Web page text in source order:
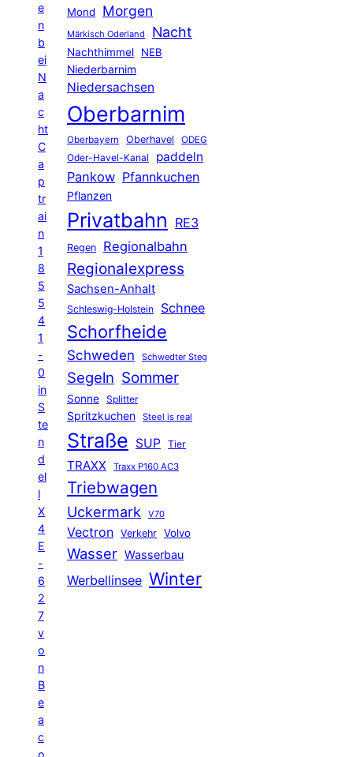
e
n
b
ei
N
a
c
ht
C
a
p
tr
ai
n
1
8
5
5
4
1
-
0
in
S
te
n
d
el
l
X
4
E
-
6
2
7
v
o
n
B
e
a
c
o
Mond
Morgen
Märkisch Oderland Nacht
Nachthimmel
NEB
Niederbarnim
Niedersachsen
Oberbarnim
Oberbayern Oberhavel ODEG
Oder-Havel-Kanal paddeln
Pankow Pfannkuchen
Pflanzen
Privatbahn RE3
Regen Regionalbahn
Regionalexpress
Sachsen-Anhalt
Schleswig-Holstein Schnee
Schorfheide
Schweden Schwedter Steg
Segeln Sommer
Sonne Splitter
Spritzkuchen Steel is real
Straße SUP Tier
TRAXX Traxx P160 AC3
Triebwagen
Uckermark V70
Vectron Verkehr Volvo
Wasser Wasserbau
Werbellinsee Winter